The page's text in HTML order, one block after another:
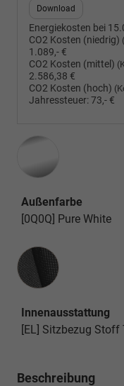
Download
Energiekosten bei
CO2 Kosten (niedrig)
1.089,- €
CO2 Kosten (mittel)
2.586,38 €
CO2 Kosten (hoch)
Jahressteuer:73,- €
Außenfarbe
[0Q0Q] Pure White
Innenausstattung
Innenausstattung
[EL] Sitzbezug
Beschreibung